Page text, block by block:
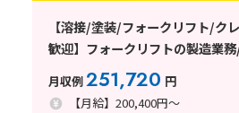
【溶接/塗装/フォークリフト/ク
歓迎】フォークリフトの製造業
み/プライベート充実！
月収例251,720 円
【月給】200,400円～